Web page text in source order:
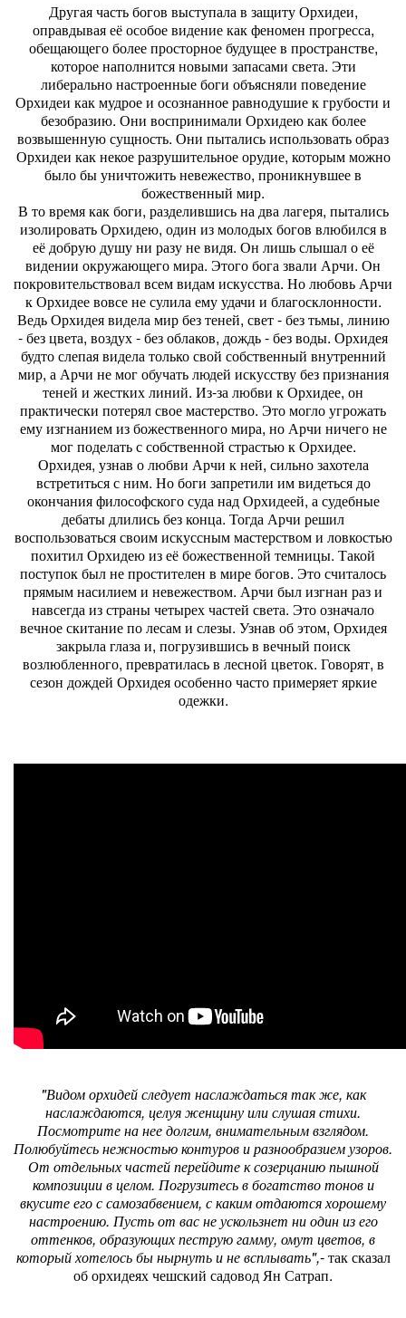
Другая часть богов выступала в защиту Орхидеи,
оправдывая её особое видение как феномен прогресса,
обещающего более просторное будущее в пространстве,
которое наполнится новыми запасами света. Эти
либерально настроенные боги объясняли поведение
Орхидеи как мудрое и осознанное равнодушие к грубости и
безобразию. Они воспринимали Орхидею как более
возвышенную сущность. Они пытались использовать образ
Орхидеи как некое разрушительное орудие, которым можно
было бы уничтожить невежество, проникнувшее в
божественный мир.
В то время как боги, разделившись на два лагеря, пытались
изолировать Орхидею, один из молодых богов влюбился в
её добрую душу ни разу не видя. Он лишь слышал о её
видении окружающего мира. Этого бога звали Арчи. Он
покровительствовал всем видам искусства. Но любовь Арчи
к Орхидее вовсе не сулила ему удачи и благосклонности.
Ведь Орхидея видела мир без теней, свет - без тьмы, линию
- без цвета, воздух - без облаков, дождь - без воды. Орхидея
будто слепая видела только свой собственный внутренний
мир, а Арчи не мог обучать людей искусству без признания
теней и жестких линий. Из-за любви к Орхидее, он
практически потерял свое мастерство. Это могло угрожать
ему изгнанием из божественного мира, но Арчи ничего не
мог поделать с собственной страстью к Орхидее.
Орхидея, узнав о любви Арчи к ней, сильно захотела
встретиться с ним. Но боги запретили им видеться до
окончания философского суда над Орхидеей, а судебные
дебаты длились без конца. Тогда Арчи решил
воспользоваться своим искуссным мастерством и ловкостью
похитил Орхидею из её божественной темницы. Такой
поступок был не простителен в мире богов. Это считалось
прямым насилием и невежеством. Арчи был изгнан раз и
навсегда из страны четырех частей света. Это означало
вечное скитание по лесам и слезы. Узнав об этом, Орхидея
закрыла глаза и, погрузившись в вечный поиск
возлюбленного, превратилась в лесной цветок. Говорят, в
сезон дождей Орхидея особенно часто примеряет яркие
одежки.
"Видом орхидей следует наслаждаться так же, как
наслаждаются, целуя женщину или слушая стихи.
Посмотрите на нее долгим, внимательным взглядом.
Полюбуйтесь нежностью контуров и разнообразием узоров.
От отдельных частей перейдите к созерцанию пышной
композиции в целом. Погрузитесь в богатство тонов и
вкусите его с самозабвением, с каким отдаются хорошему
настроению. Пусть от вас не ускользнет ни один из его
оттенков, образующих пеструю гамму, омут цветов, в
который хотелось бы нырнуть и не всплывать",- так сказал
об орхидеях чешский садовод Ян Сатрап.